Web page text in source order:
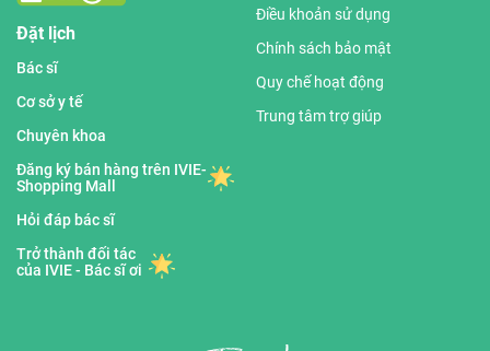
Đặt lịch
Bác sĩ
Cơ sở y tế
Chuyên khoa
Đăng ký bán hàng trên IVIE-
Shopping Mall
Hỏi đáp bác sĩ
Trở thành đối tác
của IVIE - Bác sĩ ơi
Điều khoản sử dụng
Chính sách bảo mật
Quy chế hoạt động
Trung tâm trợ giúp